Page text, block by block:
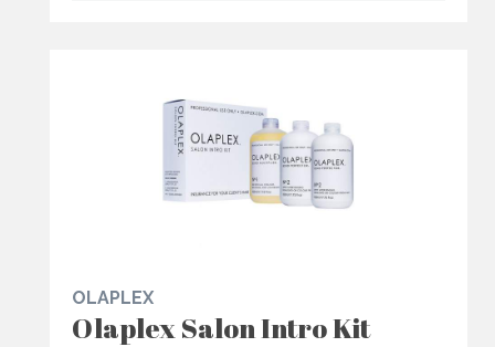
OLAPLEX
Olaplex Salon Intro Kit